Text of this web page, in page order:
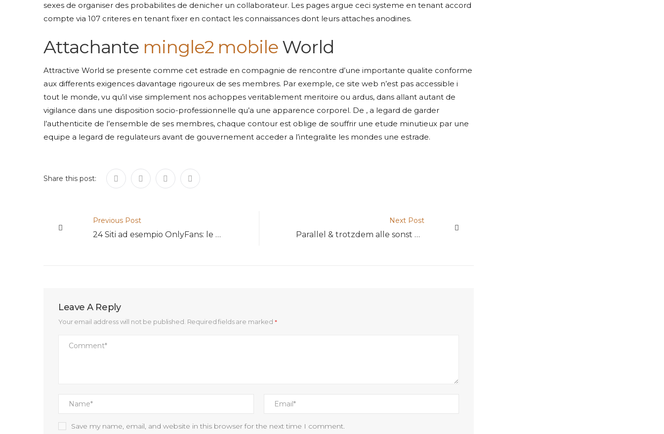
sexes de organiser des probabilites de denicher un collaborateur. Les pages argue ceci systeme en tenant accord
compte via 107 criteres en tenant fixer en contact les connaissances dont leurs attaches anodines.
Attachante mingle2 mobile World
Attractive World se presente comme cet estrade en compagnie de rencontre d’une importante qualite conforme
aux differents exigences davantage rigoureux de ses membres. Par exemple, ce site web n’est pas accessible i
tout le monde, vu qu’il vise simplement nos achoppes veritablement meritoire ou ardus, dans allant autant de
vigilance dans une disposition socio-professionnelle qu’a une apparence corporel. De , a legard de garder
l’authenticite de l’ensemble de ses membres, chaque contour est oblige de souffrir une etude minutieux par une
equipe a legard de regulateurs avant de gouvernement acceder a l’integralite les mondes une estrade.
Share this post:
Previous Post
24 Siti ad esempio OnlyFans: le alternative per creators anche utenti
Next Post
Parallel & trotzdem alle sonst verlauft unser Partnersuche inside OkCupid
Leave A Reply
Your email address will not be published. Required fields are marked*
Save my name, email, and website in this browser for the next time I comment.